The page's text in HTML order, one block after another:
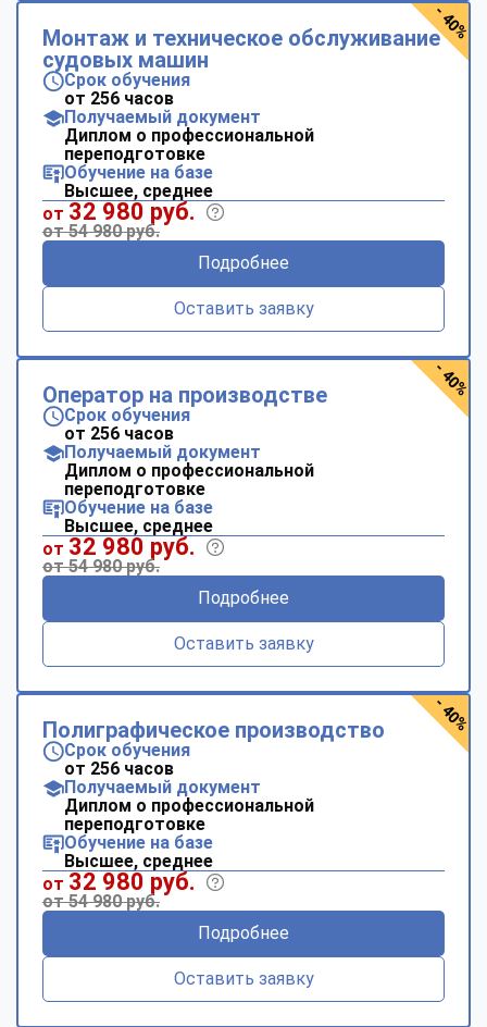
Монтаж и техническое обслуживание
судовых машин
Срок обучения
от 256 часов
Получаемый документ
Диплом о профессиональной
переподготовке
Обучение на базе
Высшее, среднее
от 32 980 руб.
от 54 980 руб.
Подробнее
Оставить заявку
- 40%
Оператор на производстве
Срок обучения
от 256 часов
Получаемый документ
Диплом о профессиональной
переподготовке
Обучение на базе
Высшее, среднее
от 32 980 руб.
от 54 980 руб.
Подробнее
Оставить заявку
- 40%
Полиграфическое производство
Срок обучения
от 256 часов
Получаемый документ
Диплом о профессиональной
переподготовке
Обучение на базе
Высшее, среднее
от 32 980 руб.
от 54 980 руб.
Подробнее
Оставить заявку
- 40%